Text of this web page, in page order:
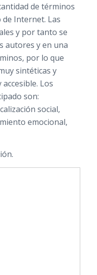
de términos
Internet. Las
y por tanto se
autores y en una
por lo que
sintéticas y
Los
son:
social,
emocional,